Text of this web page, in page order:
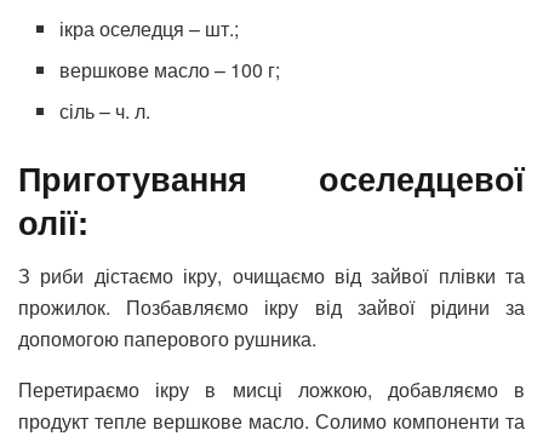
ікра оселедця – шт.;
вершкове масло – 100 г;
сіль – ч. л.
Приготування оселедцевої
олії:
З риби дістаємо ікру, очищаємо від зайвої плівки та
прожилок. Позбавляємо ікру від зайвої рідини за
допомогою паперового рушника.
Перетираємо ікру в мисці ложкою, добавляємо в
продукт тепле вершкове масло. Солимо компоненти та